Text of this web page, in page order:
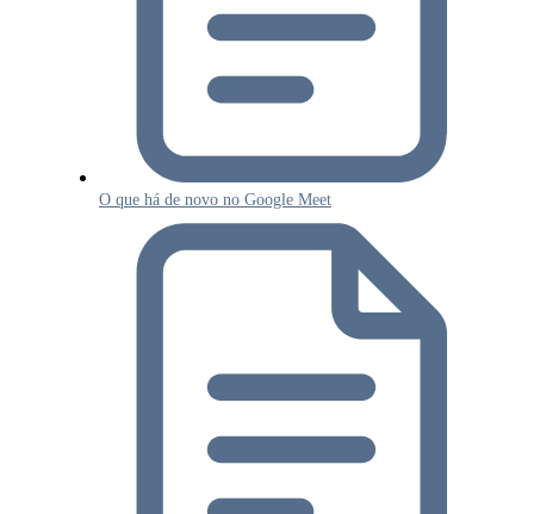
O que há de novo no Google Meet